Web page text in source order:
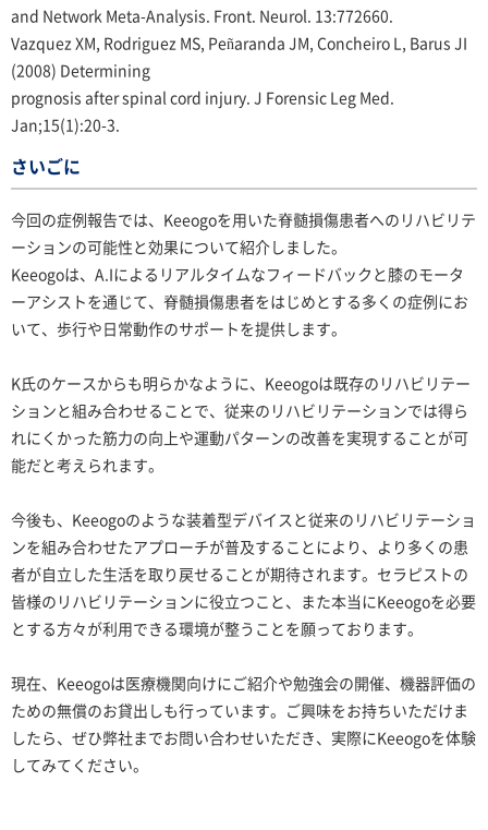
and Network Meta-Analysis. Front. Neurol. 13:772660.
Vazquez XM, Rodriguez MS, Peñaranda JM, Concheiro L, Barus JI
(2008) Determining
prognosis after spinal cord injury. J Forensic Leg Med.
Jan;15(1):20-3.
さいごに
今回の症例報告では、Keeogoを用いた脊髄損傷患者へのリハビリテ
ーションの可能性と効果について紹介しました。
Keeogoは、A.Iによるリアルタイムなフィードバックと膝のモータ
ーアシストを通じて、脊髄損傷患者をはじめとする多くの症例にお
いて、歩行や日常動作のサポートを提供します。
K氏のケースからも明らかなように、Keeogoは既存のリハビリテー
ションと組み合わせることで、従来のリハビリテーションでは得ら
れにくかった筋力の向上や運動パターンの改善を実現することが可
能だと考えられます。
今後も、Keeogoのような装着型デバイスと従来のリハビリテーショ
ンを組み合わせたアプローチが普及することにより、より多くの患
者が自立した生活を取り戻せることが期待されます。セラピストの
皆様のリハビリテーションに役立つこと、また本当にKeeogoを必要
とする方々が利用できる環境が整うことを願っております。
現在、Keeogoは医療機関向けにご紹介や勉強会の開催、機器評価の
ための無償のお貸出しも行っています。ご興味をお持ちいただけま
したら、ぜひ弊社までお問い合わせいただき、実際にKeeogoを体験
してみてください。